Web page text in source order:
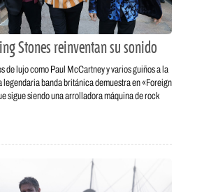
Stones reinventan su sonido
de lujo como Paul McCartney y varios guiños a la
legendaria banda británica demuestra en «Foreign
sigue siendo una arrolladora máquina de rock